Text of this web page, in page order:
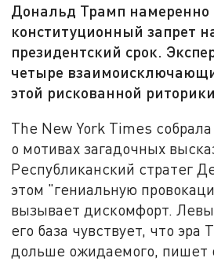
Дональд Трамп намеренно
конституционный запрет
президентский срок.
четыре
этой рискованной
The New York Times
о мотивах загадочных
Республиканский стратег
этом "гениальную
вызывает дискомфорт.
его база чувствует, что эра
дольше ожидаемого, пишет